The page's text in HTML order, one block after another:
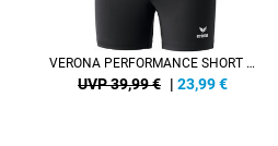
VERONA PERFORMANCE SHORT DAMEN
UVP 39,99 € | 23,99€